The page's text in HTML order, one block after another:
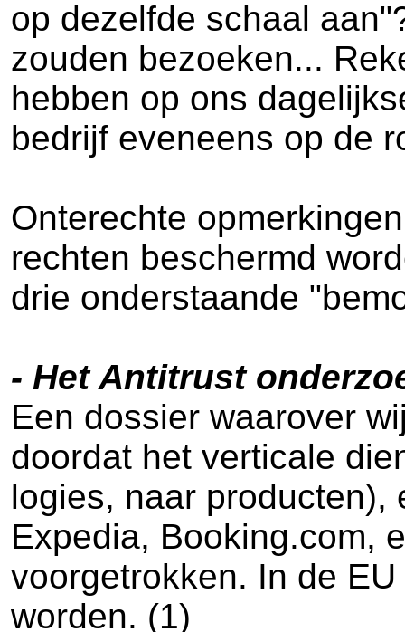
op dezelfde schaal
zouden bezoeken...
hebben op ons
bedrijf eveneens op de
Onterechte
rechten beschermd
drie onderstaande
- Het Antitrust
Een dossier waarover
doordat het verticale
logies, naar producten),
Expedia, Booking.com,
voorgetrokken. In de
worden. (1)